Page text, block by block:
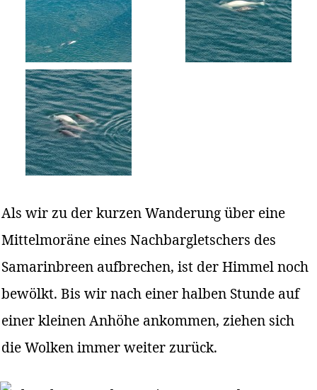
Als wir zu der kurzen Wanderung über eine
Mittelmoräne eines Nachbargletschers des
Samarinbreen aufbrechen, ist der Himmel noch
bewölkt. Bis wir nach einer halben Stunde auf
einer kleinen Anhöhe ankommen, ziehen sich
die Wolken immer weiter zurück.